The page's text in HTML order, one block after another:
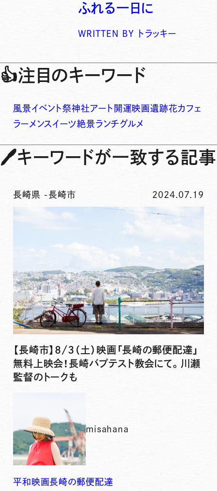
ふれる一日に
WRITTEN BY トラッキー
👍注目のキーワード
風景イベント祭神社アート 開運映画遺跡花カフェ
ラーメンスイーツ絶景ランチグルメ
🖊キーワードが一致する記事
長崎県 -長崎市 2024.07.19
【長崎市】8/3（土）映画「長崎の郵便配達」
無料上映会！長崎バプテスト教会にて。川瀬
監督のトークも
misahana
平和 映画長崎の郵便配達